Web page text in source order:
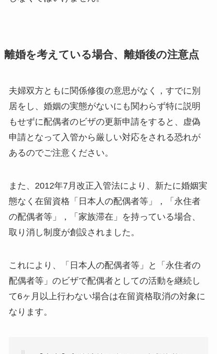
離婚を考えている場合、離婚後の注意点
夫婦双方ともに関係修復の意思がなく，すでに別
居をし、婚姻の実態がないにも関わらず特に説明
もせずに配偶者のビザの更新申請をすると、虚偽
申請となって入管から厳しい対応をされる恐れが
あるのでご注意ください。
また、2012年7月改正入管法により、新たに婚姻実
態なく在留資格「日本人の配偶者等」，「永住者
の配偶者等」，「家族滞在」を持っている場合、
取り消し制度が創設されました。
これにより、「日本人の配偶者等」と「永住者の
配偶者等」のビザで配偶者としての活動を継続し
て6ヶ月以上行わない場合は在留資格取消の対象に
なります。